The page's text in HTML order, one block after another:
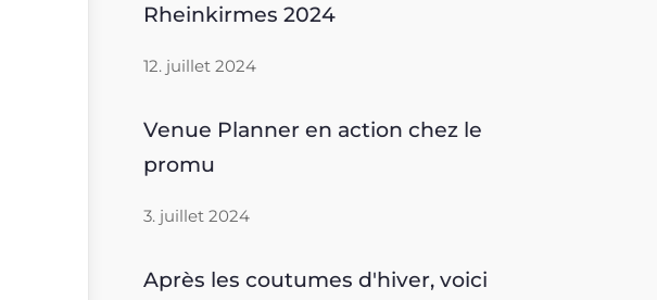
Rheinkirmes 2024
12. juillet 2024
Venue Planner en action chez le
promu
3. juillet 2024
Après les coutumes d'hiver, voici